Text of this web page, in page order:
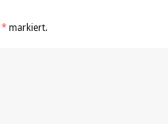
* markiert.